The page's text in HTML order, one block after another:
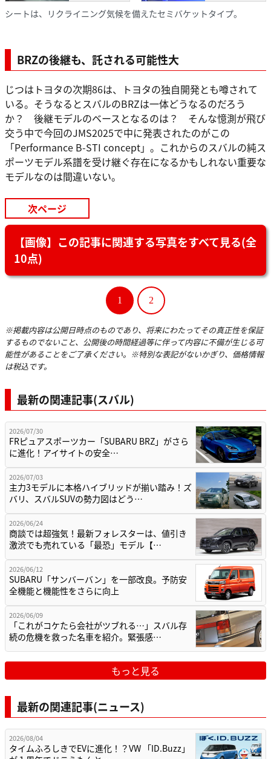
シートは、リクライニング気候を備えたセミバケットタイプ。
BRZの後継も、託される可能性大
じつはトヨタの次期86は、トヨタの独自開発とも噂されて
いる。そうなるとスバルのBRZは一体どうなるのだろう
か？ 後継モデルのベースとなるのは？ そんな憶測が飛び
交う中で今回のJMS2025で中に発表されたのがこの
「Performance B-STI concept」。これからのスバルの純ス
ポーツモデル系譜を受け継ぐ存在になるかもしれない重要な
モデルなのは間違いない。
次ページ
【画像】この記事に関連する写真をすべて見る(全
10点)
1 2
※掲載内容は公開日時点のものであり、将来にわたってその真正性を保証
するものでないこと、公開後の時間経過等に伴って内容に不備が生じる可
能性があることをご了承ください。※特別な表記がないかぎり、価格情報
は税込です。
最新の関連記事(スバル)
2026/07/30
FRピュアスポーツカー「SUBARU BRZ」がさら
に進化！アイサイトの安全…
2026/07/03
主力3モデルに本格ハイブリッドが揃い踏み！ズ
バリ、スバルSUVの勢力図はどう…
2026/06/24
商談では超強気！最新フォレスターは、値引き
激渋でも売れている「最恐」モデル【…
2026/06/12
SUBARU「サンバーバン」を一部改良。予防安
全機能と機能性をさらに向上
2026/06/09
「これがコケたら会社がツブれる…」スバル存
続の危機を救った名車を紹介。緊張感…
もっと見る
最新の関連記事(ニュース)
2026/08/04
タイムふろしきでEVに進化！？VW 「ID.Buzz」